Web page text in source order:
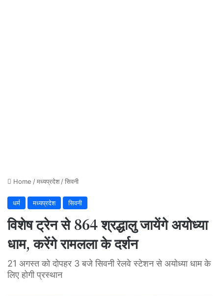
Home /मध्यप्रदेश/सिवनी
धर्म मध्यप्रदेश सिवनी
विशेष ट्रेन से 864 श्रद्धालु जायेंगे अयोध्या
धाम, करेंगे रामलला के दर्शन
21 अगस्त को दोपहर 3 बजे सिवनी रेलवे स्टेशन से अयोध्या धाम के
लिए होगी प्रस्थान